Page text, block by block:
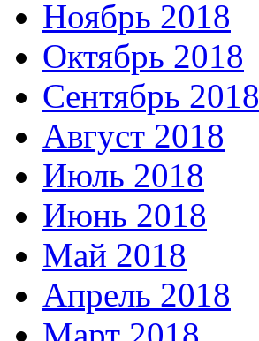
Ноябрь 2018
Октябрь 2018
Сентябрь 2018
Август 2018
Июль 2018
Июнь 2018
Май 2018
Апрель 2018